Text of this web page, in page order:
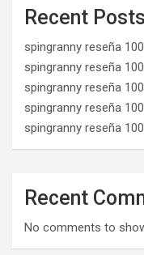
Recent Posts
spingranny reseña
spingranny reseña
spingranny reseña
spingranny reseña
spingranny reseña
Recent
No comments to